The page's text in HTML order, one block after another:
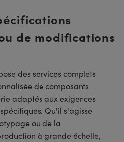
de modifications
des services complets
de composants
adaptés aux exigences
Qu'il s'agisse
ou de la
à grande échelle,